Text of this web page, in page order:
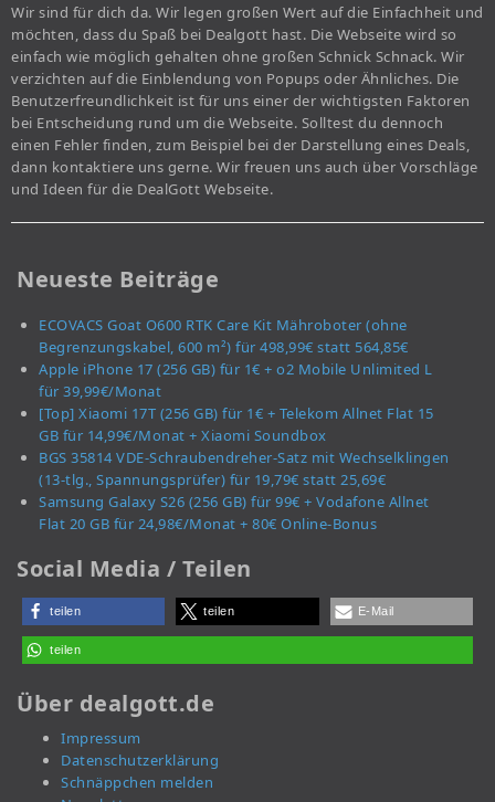
Wir sind für dich da. Wir legen großen Wert auf die Einfachheit und
möchten, dass du Spaß bei Dealgott hast. Die Webseite wird so
einfach wie möglich gehalten ohne großen Schnick Schnack. Wir
verzichten auf die Einblendung von Popups oder Ähnliches. Die
Benutzerfreundlichkeit ist für uns einer der wichtigsten Faktoren
bei Entscheidung rund um die Webseite. Solltest du dennoch
einen Fehler finden, zum Beispiel bei der Darstellung eines Deals,
dann kontaktiere uns gerne. Wir freuen uns auch über Vorschläge
und Ideen für die DealGott Webseite.
Neueste Beiträge
ECOVACS Goat O600 RTK Care Kit Mähroboter (ohne
Begrenzungskabel, 600 m²) für 498,99€ statt 564,85€
Apple iPhone 17 (256 GB) für 1€ + o2 Mobile Unlimited L
für 39,99€/Monat
[Top] Xiaomi 17T (256 GB) für 1€ + Telekom Allnet Flat 15
GB für 14,99€/Monat + Xiaomi Soundbox
BGS 35814 VDE-Schraubendreher-Satz mit Wechselklingen
(13-tlg., Spannungsprüfer) für 19,79€ statt 25,69€
Samsung Galaxy S26 (256 GB) für 99€ + Vodafone Allnet
Flat 20 GB für 24,98€/Monat + 80€ Online-Bonus
Social Media / Teilen
teilen teilen E-Mail
teilen
Über dealgott.de
Impressum
Datenschutzerklärung
Schnäppchen melden